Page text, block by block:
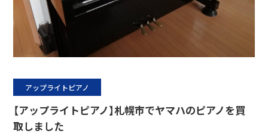
アップライトピアノ
【アップライトピアノ】札幌市でヤマハのピアノを買
取しました